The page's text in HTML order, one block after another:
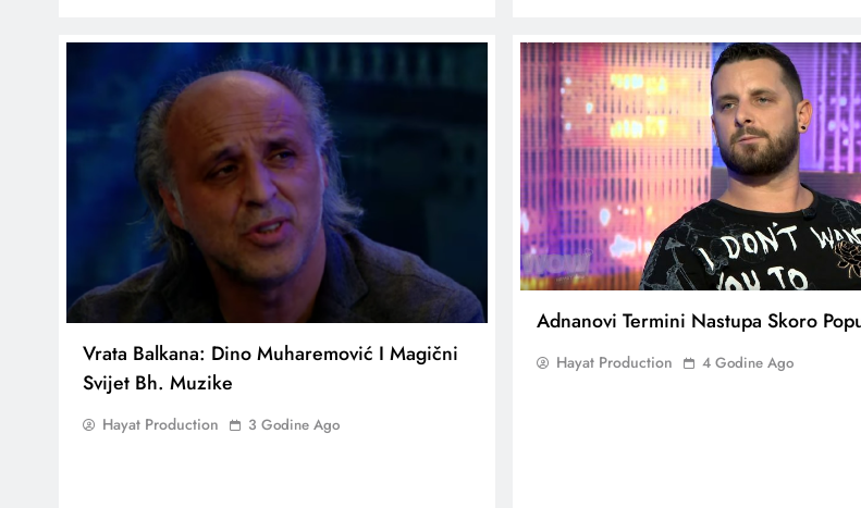
Vrata Balkana: Dino Muharemović I Magični
Svijet Bh. Muzike
Hayat Production 3 Godine Ago
Adnanovi Termini Nastupa Skoro
Hayat Production 4 Godine Ago